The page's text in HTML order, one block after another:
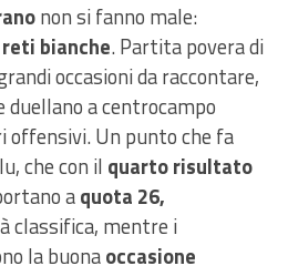
non si fanno male:
bianche. Partita povera di
occasioni da raccontare,
duellano a centrocampo
offensivi. Un punto che fa
che con il quarto risultato
aquota 26,
classifica, mentre i
la buonaoccasione